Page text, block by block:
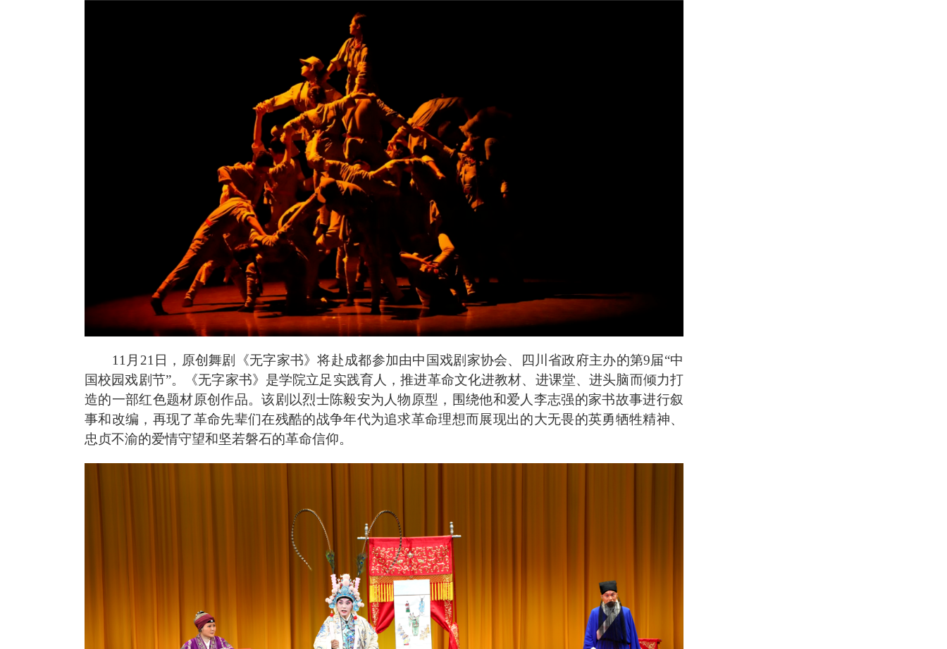
11月21日，原创舞剧《无字家书》将赴成都参加由中国戏剧家协会、四川省政府主办的第9届“中
国校园戏剧节”。《无字家书》是学院立足实践育人，推进革命文化进教材、进课堂、进头脑而倾力打
造的一部红色题材原创作品。该剧以烈士陈毅安为人物原型，围绕他和爱人李志强的家书故事进行叙
事和改编，再现了革命先辈们在残酷的战争年代为追求革命理想而展现出的大无畏的英勇牺牲精神、
忠贞不渝的爱情守望和坚若磐石的革命信仰。